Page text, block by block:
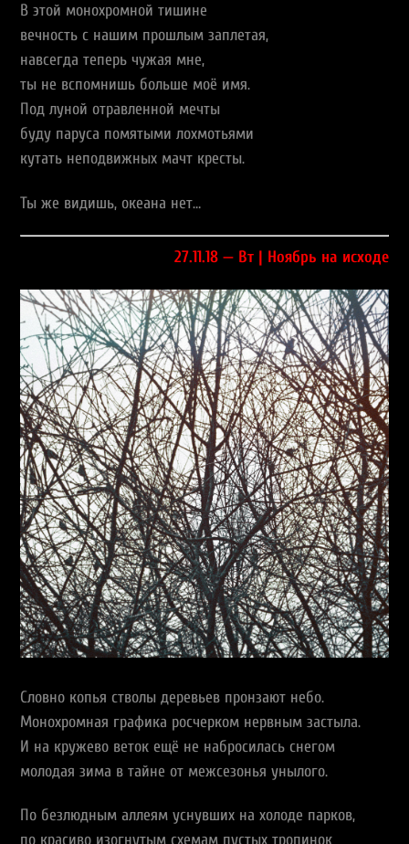
В этой монохромной тишине
вечность с нашим прошлым заплетая,
навсегда теперь чужая мне,
ты не вспомнишь больше моё имя.
Под луной отравленной мечты
буду паруса помятыми лохмотьями
кутать неподвижных мачт кресты.
Ты же видишь, океана нет…
27.11.18 — Вт | Ноябрь на исходе
Словно копья стволы деревьев пронзают небо.
Монохромная графика росчерком нервным застыла.
И на кружево веток ещё не набросилась снегом
молодая зима в тайне от межсезонья унылого.
По безлюдным аллеям уснувших на холоде парков,
по красиво изогнутым схемам пустых тропинок